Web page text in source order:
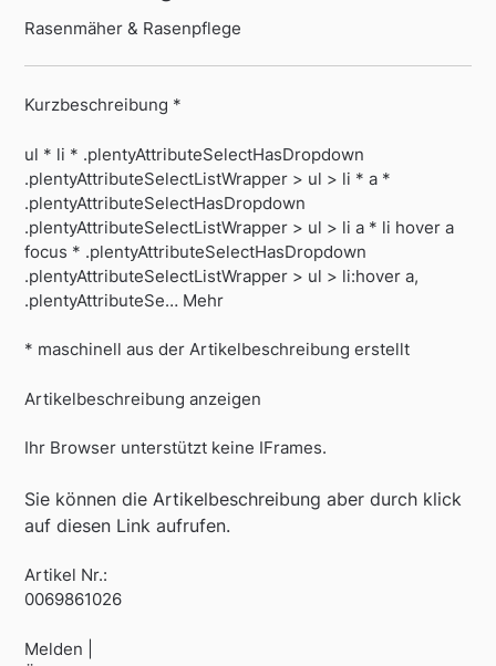
Rasenmäher & Rasenpflege
Kurzbeschreibung *
ul * li * .plentyAttributeSelectHasDropdown
.plentyAttributeSelectListWrapper > ul > li * a *
.plentyAttributeSelectHasDropdown
.plentyAttributeSelectListWrapper > ul > li a * li hover a
focus * .plentyAttributeSelectHasDropdown
.plentyAttributeSelectListWrapper > ul > li:hover a,
.plentyAttributeSe… Mehr
* maschinell aus der Artikelbeschreibung erstellt
Artikelbeschreibung anzeigen
Ihr Browser unterstützt keine IFrames.
Sie können die Artikelbeschreibung aber durch klick
auf diesen Link aufrufen.
Artikel Nr.:
0069861026
Melden |